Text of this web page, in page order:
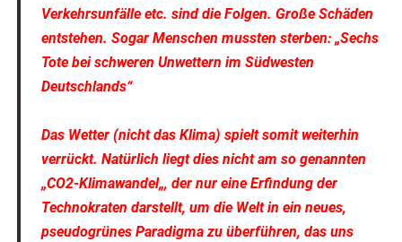
Verkehrsunfälle etc. sind die Folgen. Große Schäden
entstehen. Sogar Menschen mussten sterben: „Sechs
Tote bei schweren Unwettern im Südwesten
Deutschlands“
Das Wetter (nicht das Klima) spielt somit weiterhin
verrückt. Natürlich liegt dies nicht am so genannten
„CO2-Klimawandel„, der nur eine Erfindung der
Technokraten darstellt, um die Welt in ein neues,
pseudogrünes Paradigma zu überführen, das uns